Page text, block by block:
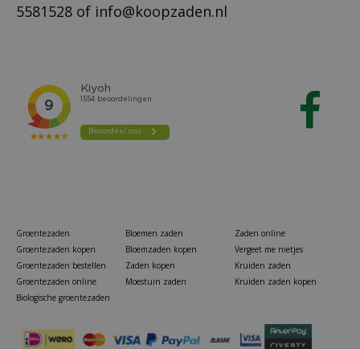
5581528 of info@koopzaden.nl
Groentezaden
Groentezaden kopen
Groentezaden bestellen
Groentezaden online
Biologische groentezaden
Bloemen zaden
Bloemzaden kopen
Zaden kopen
Moestuin zaden
Zaden online
Vergeet me nietjes
Kruiden zaden
Kruiden zaden kopen